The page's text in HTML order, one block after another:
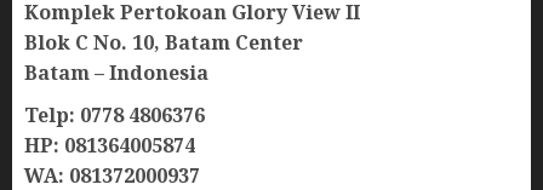
Komplek Pertokoan Glory View II
Blok C No. 10, Batam Center
Batam – Indonesia
Telp: 0778 4806376
HP: 081364005874
WA: 081372000937